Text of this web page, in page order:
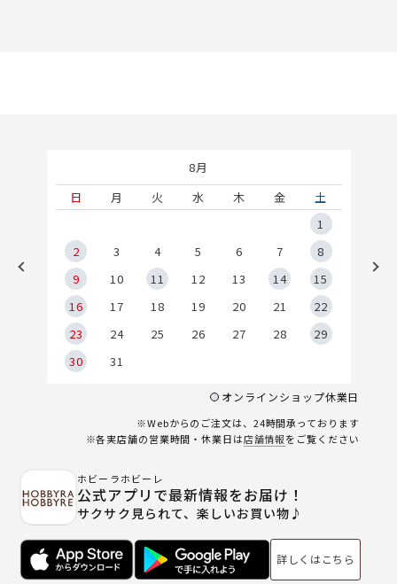
8月
日
月 火 水 木 金
土
1
2
3 4 5 6 7
8
9
10 11 12 13 14
15
16
17 18 19 20 21
22
23
24 25 26 27 28
29
30
31
オンラインショップ休業日
※Webからのご注文は、24時間承っております
※各実店舗の営業時間・休業日は店舗情報をご覧ください
ホビーラホビーレ
公式アプリで最新情報をお届け！
サクサク見られて、楽しいお買い物♪
詳しくはこちら